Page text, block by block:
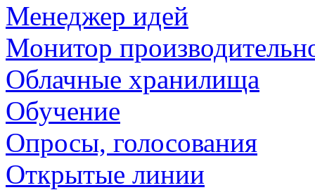
Менеджер идей
Монитор
Облачные хранилища
Обучение
Опросы, голосования
Открытые линии